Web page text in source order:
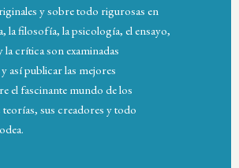
y sobre todo rigurosas en
la filosofía, la psicología, el ensayo,
la crítica son examinadas
así publicar las mejores
el fascinante mundo de los
teorías, sus creadores y todo